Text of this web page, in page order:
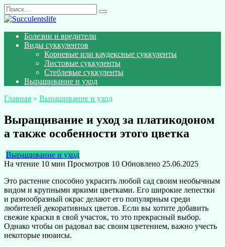
Перейти
к
Search
for:
Болезни и вредители
Виды суккулентов
Корневые или каудексные суккуленты
Листовые суккуленты
Стеблевые суккуленты
Выращивание и уход
Главная » Выращивание и уход
Выращивание и уход за платикодоном
а также особенности этого цветка
Выращивание и уход
На чтение 10 мин Просмотров 10 Обновлено 25.06.2025
Это растение способно украсить любой сад своим необычным
видом и крупными яркими цветками. Его широкие лепестки
и разнообразный окрас делают его популярным среди
любителей декоративных цветов. Если вы хотите добавить
свежие краски в свой участок, то это прекрасный выбор.
Однако чтобы он радовал вас своим цветением, важно учесть
некоторые нюансы.